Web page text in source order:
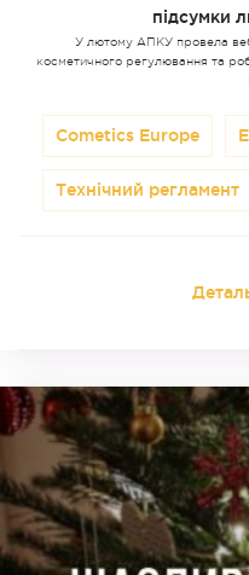
підсумки
У лютому АПКУ провела
косметичного регулювання та
Cometics Europe
Технічний регламент